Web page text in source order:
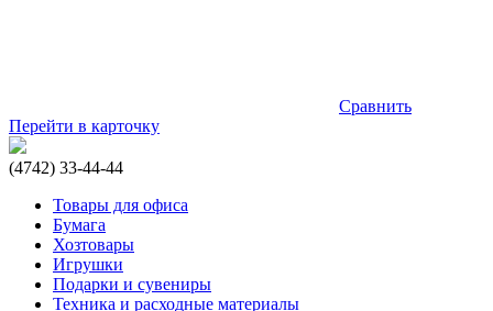
Сравнить
Перейти в карточку
(4742) 33-44-44
Товары для офиса
Бумага
Хозтовары
Игрушки
Подарки и сувениры
Техника и расходные материалы